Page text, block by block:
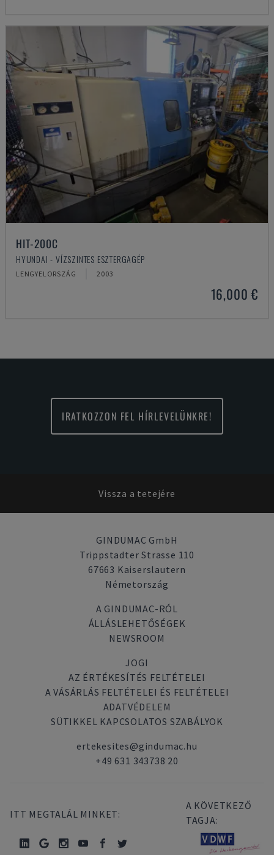
HIT-200C
HYUNDAI - VÍZSZINTES ESZTERGAGÉP
LENGYELORSZÁG 2003
16,000 €
IRATKOZZON FEL HÍRLEVELÜNKRE!
Vissza a tetejére
GINDUMAC GmbH
Trippstadter Strasse 110
67663 Kaiserslautern
Németország
A GINDUMAC-RÓL
ÁLLÁSLEHETŐSÉGEK
NEWSROOM
JOGI
AZ ÉRTÉKESÍTÉS FELTÉTELEI
A VÁSÁRLÁS FELTÉTELEI ÉS FELTÉTELEI
ADATVÉDELEM
SÜTIKKEL KAPCSOLATOS SZABÁLYOK
ertekesites@gindumac.hu
+49 631 343738 20
ITT MEGTALÁL MINKET:
A KÖVETKEZŐ
TAGJA: